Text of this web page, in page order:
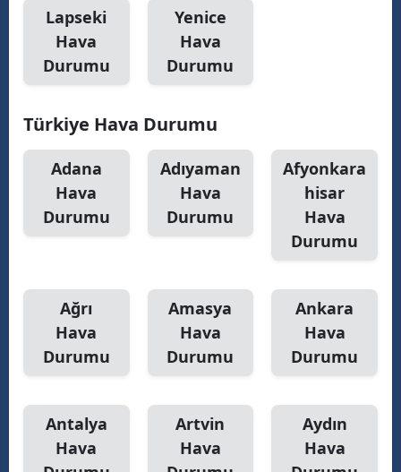
Lapseki
Hava
Durumu
Yenice
Hava
Durumu
Türkiye Hava Durumu
Adana
Hava
Durumu
Adıyaman
Hava
Durumu
Afyonkara
hisar
Hava
Durumu
Ağrı
Hava
Durumu
Amasya
Hava
Durumu
Ankara
Hava
Durumu
Antalya
Hava
Artvin
Hava
Aydın
Hava